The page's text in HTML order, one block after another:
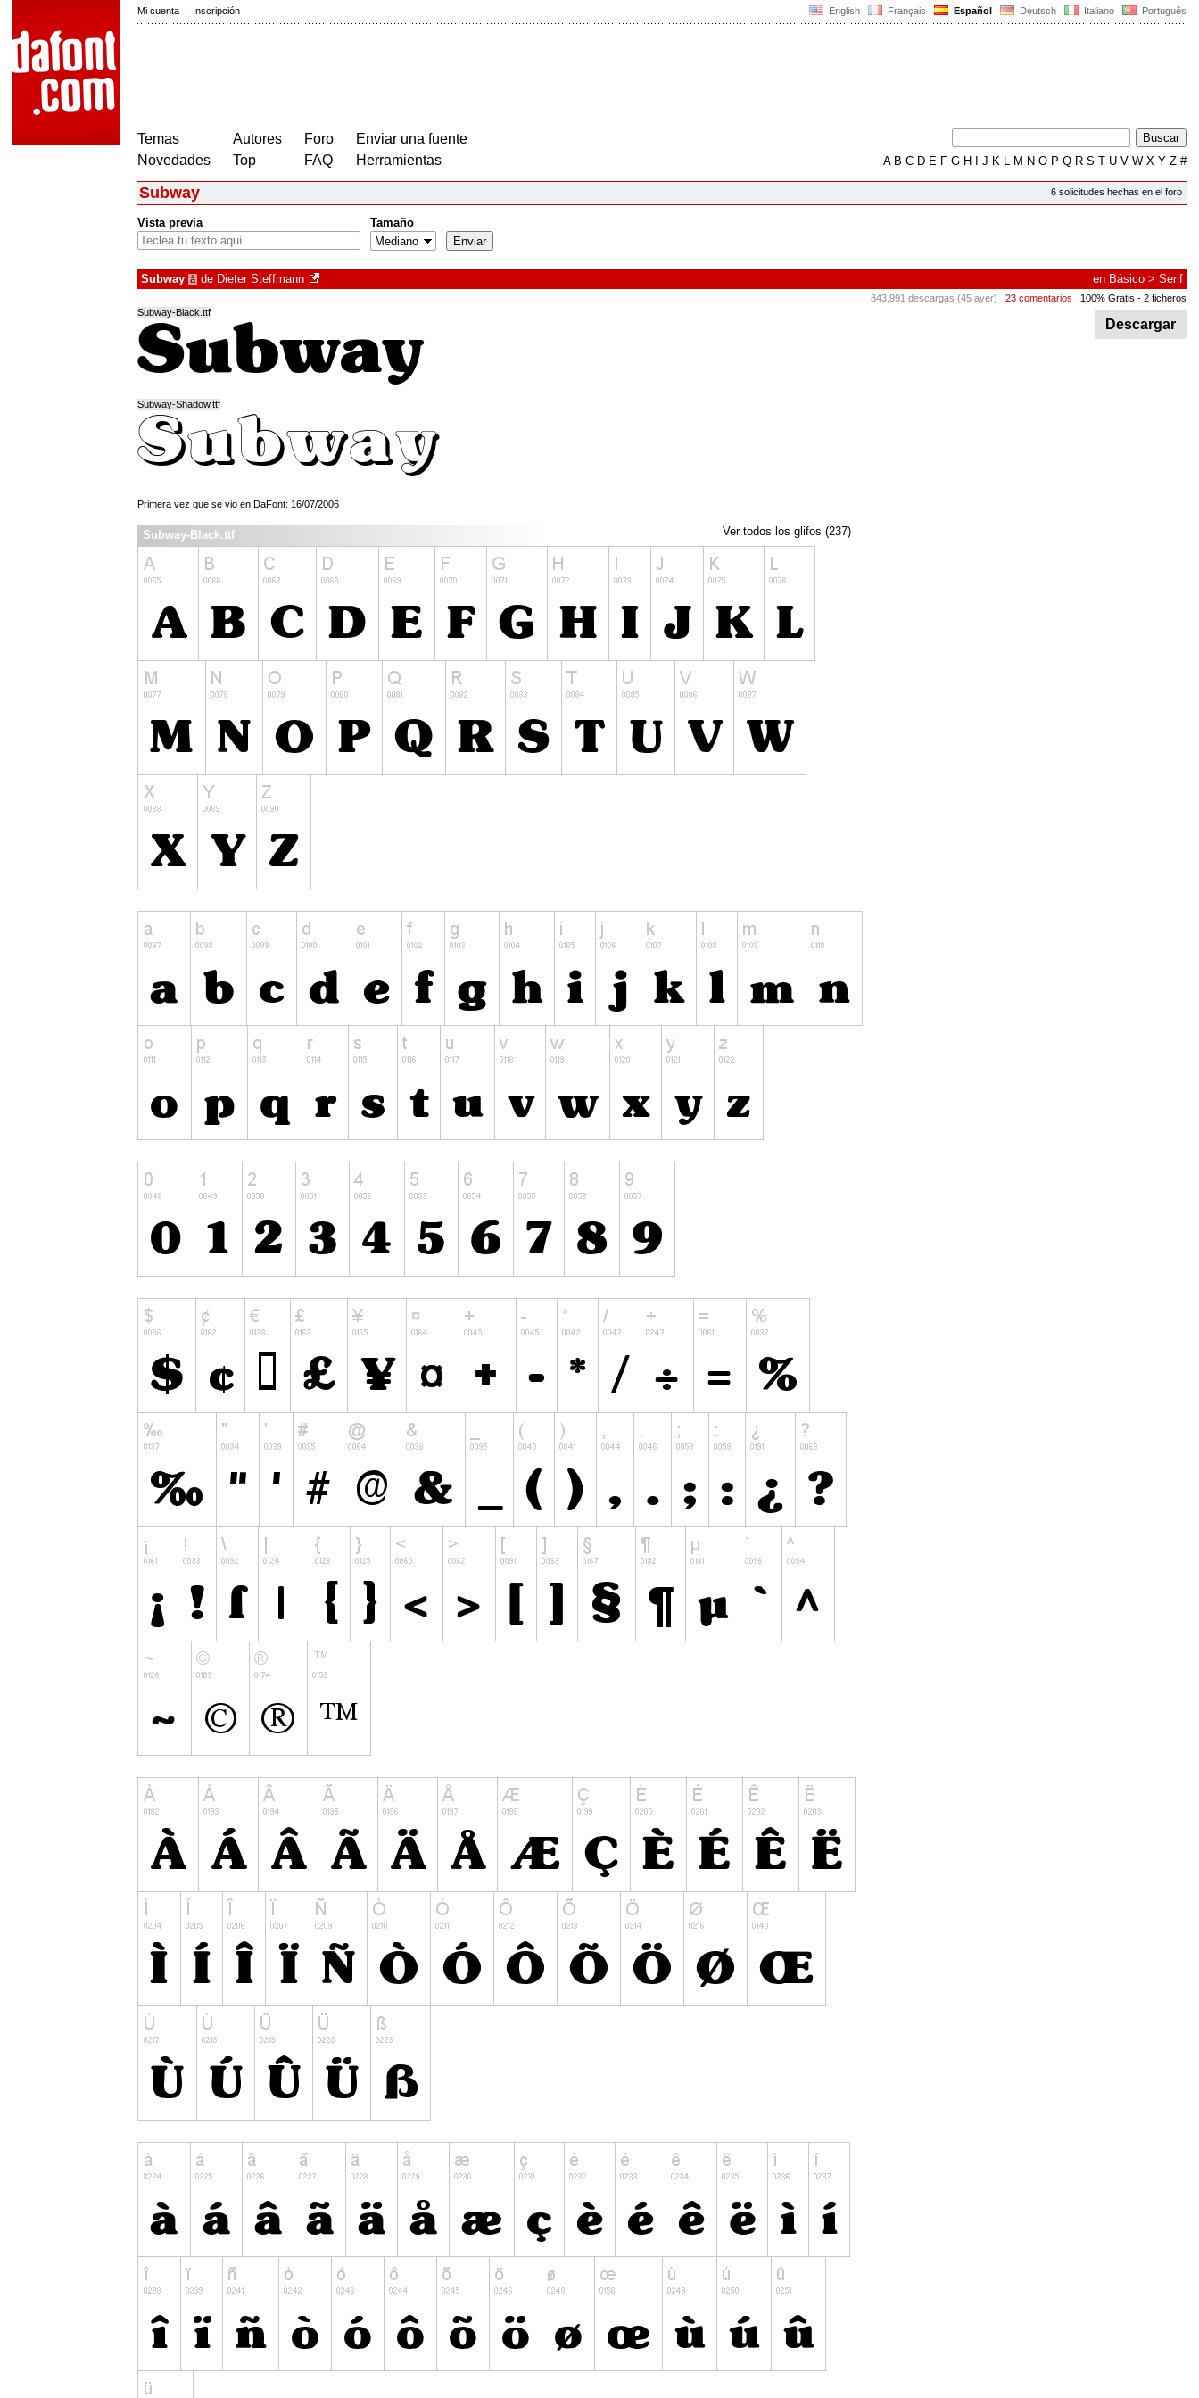
English Français Español Deutsch Italiano Português
Mi cuenta | Inscripción
Temas
Novedades
Autores
Top
Foro
FAQ
Enviar una fuente
Herramientas
AB C D E F G H J K L M N O P Q R S T U V W X Y Z #
6 solicitudes hechas en el foro
Subway
Vista previa Tamaño
Subway à de Dieter Steffmann en Básico > Serif
843.991 descargas (45 ayer) 23 comentarios 100% Gratis - 2 ficheros
Descargar
Subway-Black.ttf
Subway-Shadow.ttf
Primera vez que se vio en DaFont: 16/07/2006
Ver todos los glifos (237)
Subway-Black.ttf